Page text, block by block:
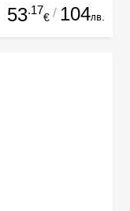
53.17
€ / 104лв.